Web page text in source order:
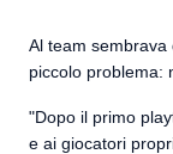
Al team
piccolo problema:
"Dopo il primo
e ai giocatori